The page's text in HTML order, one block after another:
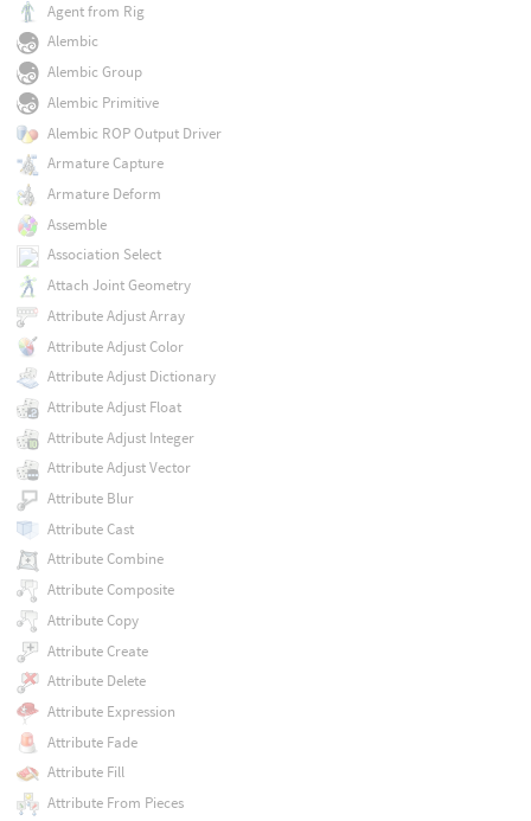
Agent from Rig
Alembic
Alembic Group
Alembic Primitive
Alembic ROP Output Driver
Armature Capture
Armature Deform
Assemble
Association Select
Attach Joint Geometry
Attribute Adjust Array
Attribute Adjust Color
Attribute Adjust Dictionary
Attribute Adjust Float
Attribute Adjust Integer
Attribute Adjust Vector
Attribute Blur
Attribute Cast
Attribute Combine
Attribute Composite
Attribute Copy
Attribute Create
Attribute Delete
Attribute Expression
Attribute Fade
Attribute Fill
Attribute From Pieces